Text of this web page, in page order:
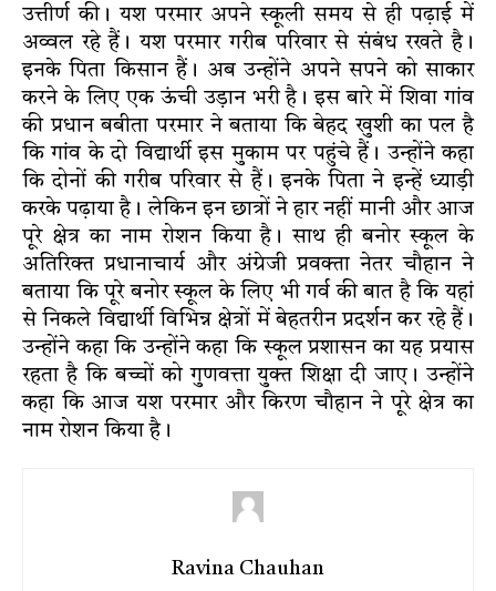
उत्तीर्ण की। यश परमार अपने स्कूली समय से ही पढ़ाई में
अव्वल रहे हैं। यश परमार गरीब परिवार से संबंध रखते है।
इनके पिता किसान हैं। अब उन्होंने अपने सपने को साकार
करने के लिए एक ऊंची उड़ान भरी है। इस बारे में शिवा गांव
की प्रधान बबीता परमार ने बताया कि बेहद खुशी का पल है
कि गांव के दो विद्यार्थी इस मुकाम पर पहुंचे हैं। उन्होंने कहा
कि दोनों की गरीब परिवार से हैं। इनके पिता ने इन्हें ध्याड़ी
करके पढ़ाया है। लेकिन इन छात्रों ने हार नहीं मानी और आज
पूरे क्षेत्र का नाम रोशन किया है। साथ ही बनोर स्कूल के
अतिरिक्त प्रधानाचार्य और अंग्रेजी प्रवक्ता नेतर चौहान ने
बताया कि पूरे बनोर स्कूल के लिए भी गर्व की बात है कि यहां
से निकले विद्यार्थी विभिन्न क्षेत्रों में बेहतरीन प्रदर्शन कर रहे हैं।
उन्होंने कहा कि उन्होंने कहा कि स्कूल प्रशासन का यह प्रयास
रहता है कि बच्चों को गुणवत्ता युक्त शिक्षा दी जाए। उन्होंने
कहा कि आज यश परमार और किरण चौहान ने पूरे क्षेत्र का
नाम रोशन किया है।
Ravina Chauhan